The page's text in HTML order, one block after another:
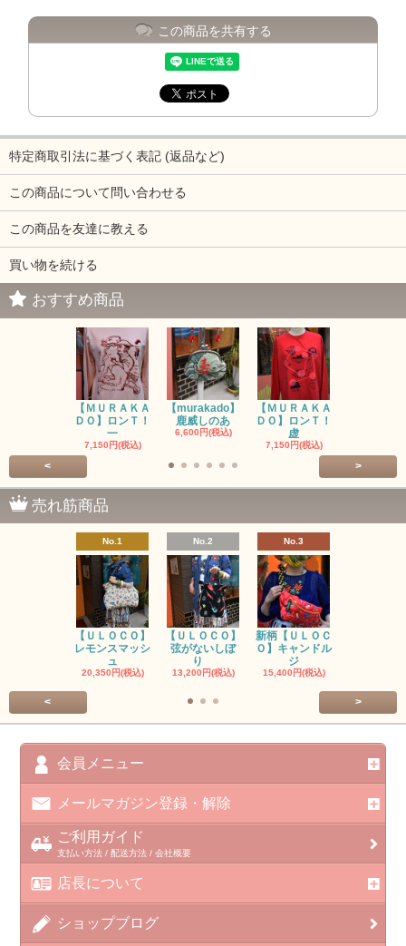
この商品を共有する
特定商取引法に基づく表記 (返品など)
この商品について問い合わせる
この商品を友達に教える
買い物を続ける
おすすめ商品
【ＭＵＲＡＫＡ
ＤＯ】ロンＴ！
一
7,150円(税込)
【murakado】
鹿威しのあ
6,600円(税込)
【ＭＵＲＡＫＡ
ＤＯ】ロンＴ！
虚
7,150円(税込)
< >
売れ筋商品
No.1
【ＵＬＯＣＯ】
レモンスマッシ
ュ
20,350円(税込)
No.2
【ＵＬＯＣＯ】
弦がないしぼ
り
13,200円(税込)
No.3
新柄【ＵＬＯＣ
Ｏ】キャンドル
ジ
15,400円(税込)
< >
会員メニュー
メールマガジン登録・解除
ご利用ガイド
支払い方法 / 配送方法 / 会社概要
店長について
ショップブログ